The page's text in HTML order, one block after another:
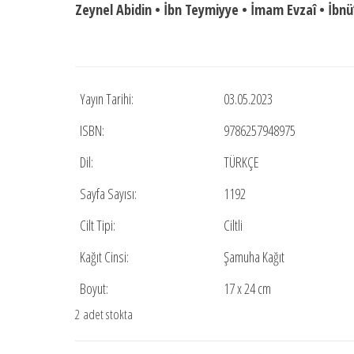
Zeynel Abidin • İbn Teymiyye • İmam Evzaî •
Yayın Tarihi:
03.05.2023
ISBN:
9786257948975
Dil:
TÜRKÇE
Sayfa Sayısı:
1192
Cilt Tipi:
Ciltli
Kağıt Cinsi:
Şamuha Kağıt
Boyut:
17 x 24 cm
2 adet stokta